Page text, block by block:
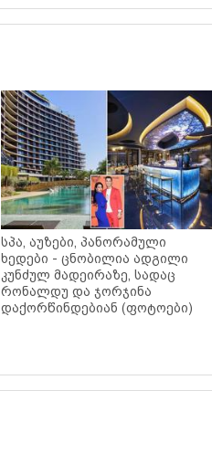
სპა, აუზები, პანორამული
ხედები - ცნობილია ადგილი
კუნძულ მადეირაზე, სადაც
რონალდუ და ჯორჯინა
დაქორწინდებიან (ფოტოები)